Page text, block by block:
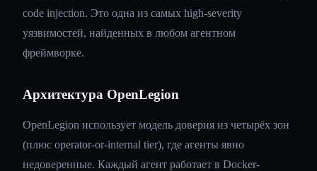
code injection. Это одна из самых high-severity
уязвимостей, найденных в любом агентном
фреймворке.
Архитектура OpenLegion
OpenLegion использует модель доверия из четырёх зон
(плюс operator-or-internal tier), где агенты явно
недоверенные. Каждый агент работает в Docker-